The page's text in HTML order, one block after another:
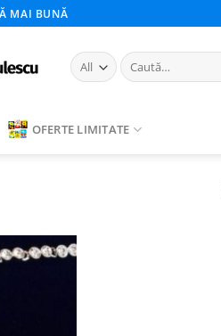
MAI BUNĂ
Caută
după:
OFERTE LIMITATE